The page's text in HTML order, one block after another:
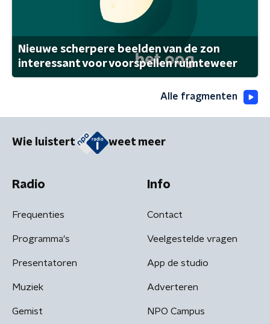
Nieuwe scherpere beelden van de zon
interessant voor voorspellen ruimteweer
Alle fragmenten
Wie luistert weet meer
Radio
Frequenties
Programma's
Presentatoren
Muziek
Gemist
Info
Contact
Veelgestelde vragen
App de studio
Adverteren
NPO Campus